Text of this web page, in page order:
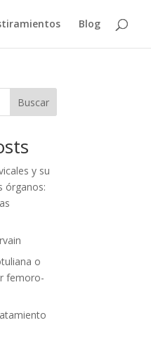
Blog
Buscar
y su
órganos:
o
femoro-